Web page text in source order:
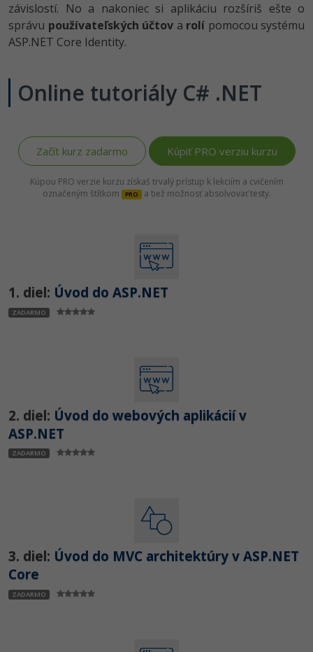
závislostí. No a nakoniec si aplikáciu rozšíriš ešte o
správu používateľských účtov a rolí pomocou systému
ASP.NET Core Identity.
Online tutoriály C# .NET
Začít kurz zadarmo Kúpiť PRO verziu kurzu
Kúpou PRO verzie kurzu získaš trvalý prístup k lekciím a cvičením
označeným štítkom
PRO a tiež možnosť absolvovať testy.
1. diel: Úvod do ASP.NET
ZADARMO
2. diel: Úvod do webových aplikácií v
ASP.NET
ZADARMO
3. diel: Úvod do MVC architektúry v ASP.NET
Core
ZADARMO